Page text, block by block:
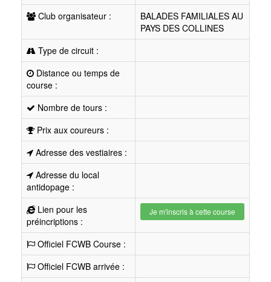
Club organisateur :
BALADES FAMILIALES AU
PAYS DES COLLINES
Type de circuit :
Distance ou temps de
course :
Nombre de tours :
Prix aux coureurs :
Adresse des vestiaires :
Adresse du local
antidopage :
Lien pour les
préincriptions :
Je m'inscris à cette course
Officiel FCWB Course :
Officiel FCWB arrivée :